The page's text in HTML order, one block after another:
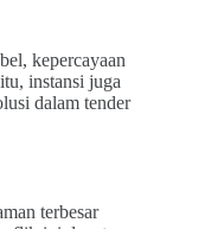
kepercayaan
instansi juga
dalam tender
terbesar